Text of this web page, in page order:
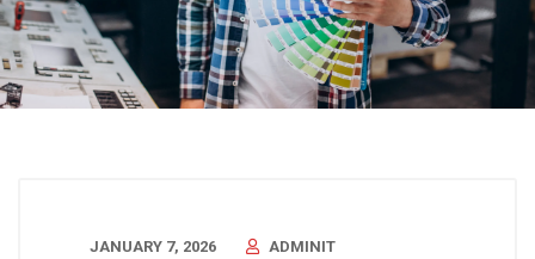
JANUARY 7, 2026
ADMINIT